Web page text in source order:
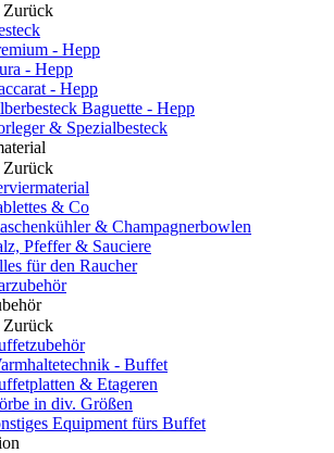
Zurück
- Hepp
- Hepp
- Hepp
Baguette - Hepp
& Spezialbesteck
Zurück
& Co
& Champagnerbowlen
Pfeffer & Sauciere
für den Raucher
Zurück
- Buffet
& Etageren
in div. Größen
Equipment fürs Buffet